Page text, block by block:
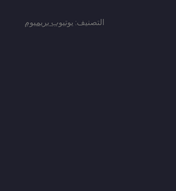
التصنيف: يوتيوب بريميوم